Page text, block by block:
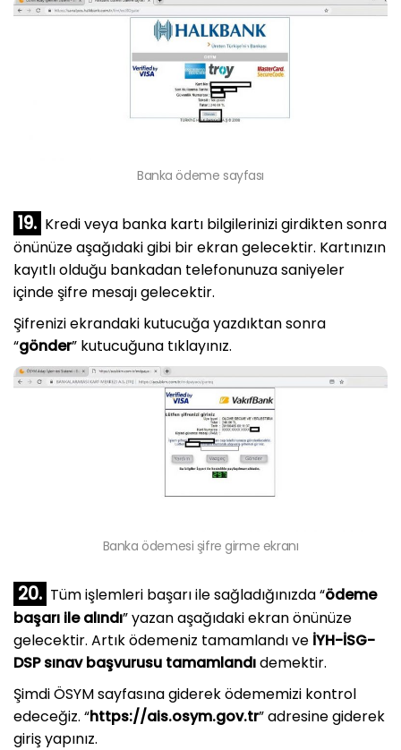
Banka ödeme sayfası
19. Kredi veya banka kartı bilgilerinizi girdikten sonra
önünüze aşağıdaki gibi bir ekran gelecektir. Kartınızın
kayıtlı olduğu bankadan telefonunuza saniyeler
içinde şifre mesajı gelecektir.
Şifrenizi ekrandaki kutucuğa yazdıktan sonra
“gönder” kutucuğuna tıklayınız.
Banka ödemesi şifre girme ekranı
20. Tüm işlemleri başarı ile sağladığınızda “ödeme
başarı ile alındı” yazan aşağıdaki ekran önünüze
gelecektir. Artık ödemeniz tamamlandı ve İYH-İSG-
DSP sınav başvurusu tamamlandıdemektir.
Şimdi ÖSYM sayfasına giderek ödememizi kontrol
edeceğiz. “https://ais.osym.gov.tr” adresine giderek
giriş yapınız.